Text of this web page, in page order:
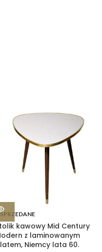
SPRZEDANE
kawowy Mid Century
z laminowanym
Niemcy lata 60.